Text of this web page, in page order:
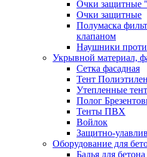
Очки защитные
Очки защитные
Полумаска
клапаном
Наушники
Укрывной материал,
Сетка фасадная
Тент
Утепленные
Полог
Тенты ПВХ
Войлок
Защитно-
Оборудование для
Бадья для бетона